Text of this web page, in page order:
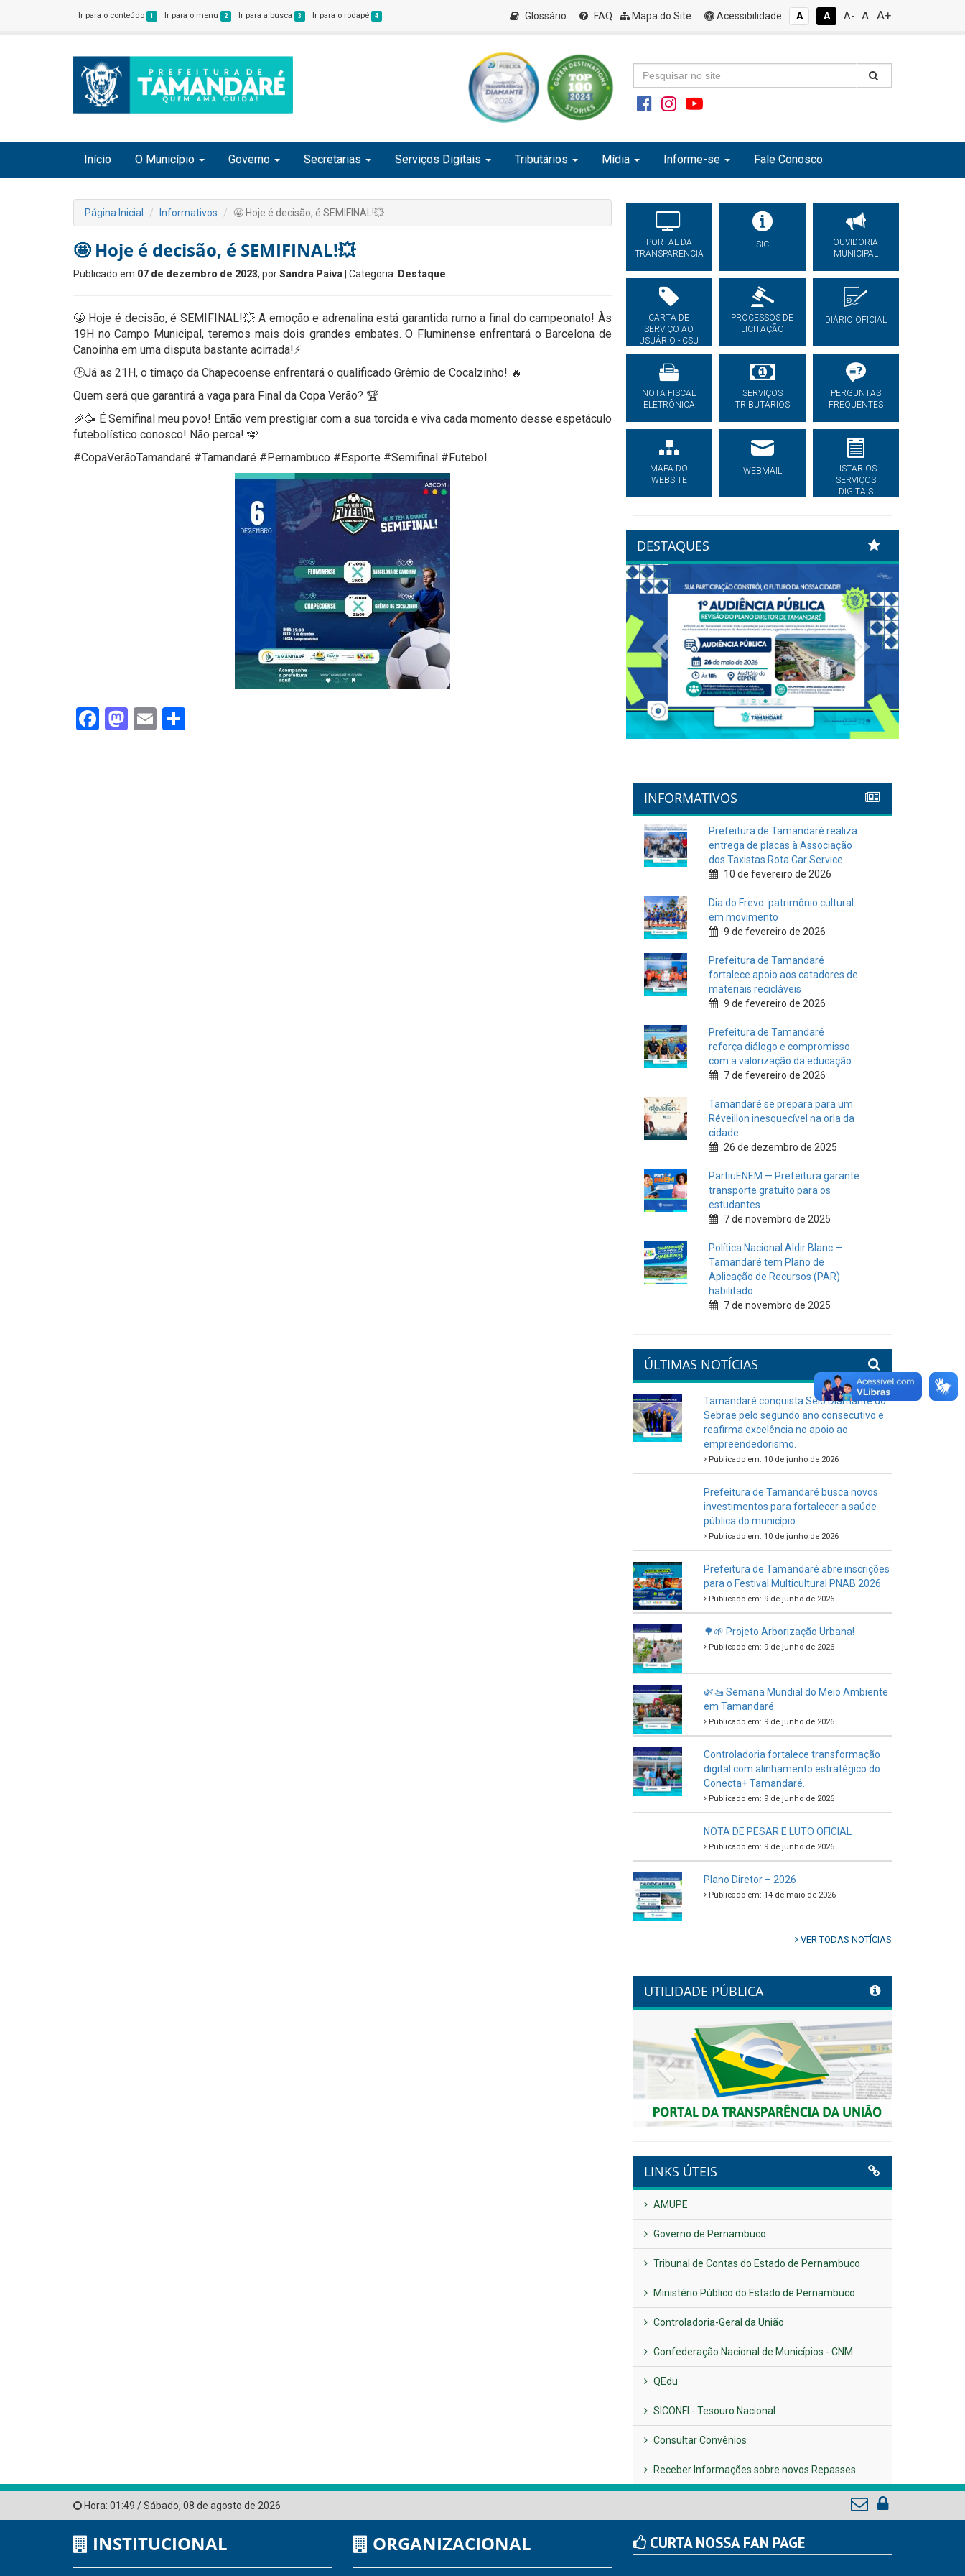
Ir para o conteúdo 1 Ir para o menu 2 Ir para a busca 3 Ir para o rodapé 4 Glossário FAQ Mapa do Site Acessibilidade A A A- A A+
Início O Município Governo Secretarias Serviços Digitais Tributários Mídia Informe-se Fale Conosco
Página Inicial Informativos 🤩 Hoje é decisão, é SEMIFINAL!💥
🤩 Hoje é decisão, é SEMIFINAL!💥
Publicado em 07 de dezembro de 2023, porSandra Paiva | Categoria: Destaque
🤩 Hoje é decisão, é SEMIFINAL!💥 A emoção e adrenalina está garantida rumo a final do campeonato! Às
19H no Campo Municipal, teremos mais dois grandes embates. O Fluminense enfrentará o Barcelona de
Canoinha em uma disputa bastante acirrada!⚡
🕑Já as 21H, o timaço da Chapecoense enfrentará o qualificado Grêmio de Cocalzinho! 🔥
Quem será que garantirá a vaga para Final da Copa Verão? 🏆
🎉🥳 É Semifinal meu povo! Então vem prestigiar com a sua torcida e viva cada momento desse espetáculo
futebolístico conosco! Não perca! 🩵
#CopaVerãoTamandaré #Tamandaré #Pernambuco #Esporte #Semifinal #Futebol
Facebook
Mastodon
Email
PORTAL DA
TRANSPARÊNCIA
SIC
OUVIDORIA
MUNICIPAL
CARTA DE
SERVIÇO AO
USUÁRIO - CSU
PROCESSOS DE
LICITAÇÃO
DIÁRIO OFICIAL
NOTA FISCAL
ELETRÔNICA
SERVIÇOS
TRIBUTÁRIOS
PERGUNTAS
FREQUENTES
MAPA DO
WEBSITE
WEBMAIL
LISTAR OS
SERVIÇOS
DIGITAIS
DESTAQUES
Previous Next
INFORMATIVOS
Prefeitura de Tamandaré realiza
entrega de placas à Associação
dos Taxistas Rota Car Service
10 de fevereiro de 2026
Dia do Frevo: patrimônio cultural
em movimento
9 de fevereiro de 2026
Prefeitura de Tamandaré
fortalece apoio aos catadores de
materiais recicláveis
9 de fevereiro de 2026
Prefeitura de Tamandaré
reforça diálogo e compromisso
com a valorização da educação
7 de fevereiro de 2026
Tamandaré se prepara para um
Réveillon inesquecível na orla da
cidade.
26 de dezembro de 2025
PartiuENEM — Prefeitura garante
transporte gratuito para os
estudantes
7 de novembro de 2025
Política Nacional Aldir Blanc —
Tamandaré tem Plano de
Aplicação de Recursos (PAR)
habilitado
7 de novembro de 2025
ÚLTIMAS NOTÍCIAS
Tamandaré conquista Selo Diamante do
Sebrae pelo segundo ano consecutivo e
reafirma excelência no apoio ao
empreendedorismo.
Publicado em: 10 de junho de 2026
Prefeitura de Tamandaré busca novos
investimentos para fortalecer a saúde
pública do município.
Publicado em: 10 de junho de 2026
Prefeitura de Tamandaré abre inscrições
para o Festival Multicultural PNAB 2026
Publicado em: 9 de junho de 2026
🌳🌱 Projeto Arborização Urbana!
Publicado em: 9 de junho de 2026
🌿🚤 Semana Mundial do Meio Ambiente
em Tamandaré
Publicado em: 9 de junho de 2026
Controladoria fortalece transformação
digital com alinhamento estratégico do
Conecta+ Tamandaré.
Publicado em: 9 de junho de 2026
NOTA DE PESAR E LUTO OFICIAL
Publicado em: 9 de junho de 2026
Plano Diretor – 2026
Publicado em: 14 de maio de 2026
VER TODAS NOTÍCIAS
UTILIDADE PÚBLICA
Previous Next
LINKS ÚTEIS
AMUPE
Governo de Pernambuco
Tribunal de Contas do Estado de Pernambuco
Ministério Público do Estado de Pernambuco
Controladoria-Geral da União
Confederação Nacional de Municípios - CNM
QEdu
SICONFI - Tesouro Nacional
Consultar Convênios
Receber Informações sobre novos Repasses
Hora: 01:49 /Sábado, 08 de agosto de 2026
INSTITUCIONAL ORGANIZACIONAL CURTA NOSSA FAN PAGE